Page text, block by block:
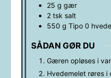
25 g gær
2 tsk salt
550 g Tipo 0
SÅDAN GØR DU
Gæren opløses i
Hvedemelet røres i